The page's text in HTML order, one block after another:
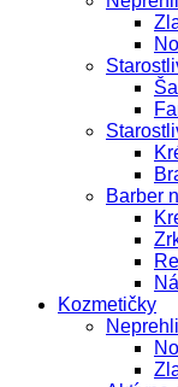
Barber
Kozmetičky